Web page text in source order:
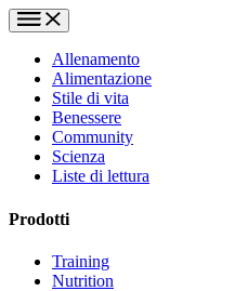
Allenamento
Alimentazione
Stile di vita
Benessere
Community
Scienza
Liste di lettura
Prodotti
Training
Nutrition